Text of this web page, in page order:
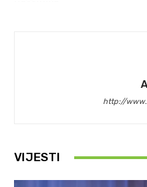
http://
VIJESTI